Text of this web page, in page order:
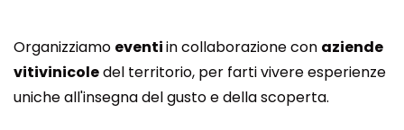
Organizziamo eventiin collaborazione con aziende
vitivinicoledel territorio, per farti vivere esperienze
uniche all'insegna del gusto e della scoperta.